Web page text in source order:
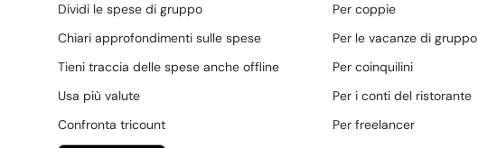
Dividi le spese di gruppo
Chiari approfondimenti sulle spese
Tieni traccia delle spese anche offline
Usa più valute
Confronta tricount
Per coppie
Per le vacanze di gruppo
Per coinquilini
Per i conti del ristorante
Per freelancer